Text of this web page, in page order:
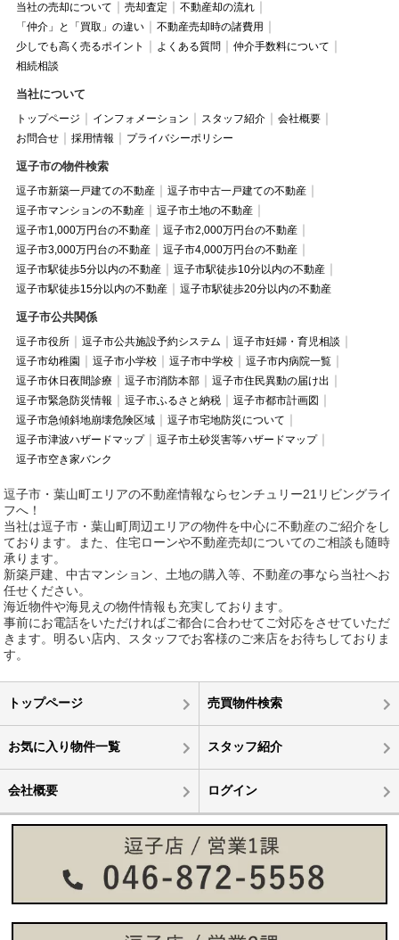
当社の売却について 売却査定
不動産却の流れ
「仲介」と「買取」の違い
不動産売却時の諸費用
少しでも高く売るポイント
よくある質問
仲介手数料について
相続相談
当社について
トップページ インフォメーション スタッフ紹介
会社概要
お問合せ
採用情報 プライバシーポリシー
逗子市の物件検索
逗子市新築一戸建ての不動産
逗子市中古一戸建ての不動産
逗子市マンションの不動産
逗子市土地の不動産
逗子市1,000万円台の不動産
逗子市2,000万円台の不動産
逗子市3,000万円台の不動産
逗子市4,000万円台の不動産
逗子市駅徒歩5分以内の不動産
逗子市駅徒歩10分以内の不動産
逗子市駅徒歩15分以内の不動産
逗子市駅徒歩20分以内の不動産
逗子市公共関係
逗子市役所 逗子市公共施設予約システム
逗子市妊婦・育児相談
逗子市幼稚園
逗子市小学校 逗子市中学校
逗子市内病院一覧
逗子市休日夜間診療
逗子市消防本部
逗子市住民異動の届け出
逗子市緊急防災情報
逗子市ふるさと納税
逗子市都市計画図
逗子市急傾斜地崩壊危険区域
逗子市宅地防災について
逗子市津波ハザードマップ
逗子市土砂災害等ハザードマップ
逗子市空き家バンク
逗子市・葉山町エリアの不動産情報ならセンチュリー21リビングライ
フへ！
当社は逗子市・葉山町周辺エリアの物件を中心に不動産のご紹介をし
ております。また、住宅ローンや不動産売却についてのご相談も随時
承ります。
新築戸建、中古マンション、土地の購入等、不動産の事なら当社へお
任せください。
海近物件や海見えの物件情報も充実しております。
事前にお電話をいただければご都合に合わせてご対応をさせていただ
きます。明るい店内、スタッフでお客様のご来店をお待ちしておりま
す。
トップページ 売買物件検索
お気に入り物件一覧 スタッフ紹介
会社概要 ログイン